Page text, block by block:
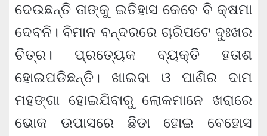
ଦେଉଛନ୍ତି ତାଙ୍କୁ ଇତିହାସ କେବେ ବି କ୍ଷମା
ଦେବନି। ବିମାନ ବନ୍ଦରରେ ଚାରିପଟେ ଦୁଃଖର
ଚିତ୍ର। ପ୍ରତ୍ୟେକ ବ୍ୟକ୍ତି ହତାଶ
ହୋଇପଡିଛନ୍ତି। ଖାଇବା ଓ ପାଣିର ଦାମ
ମହଙ୍ଗା ହୋଇଯିବାରୁ ଲୋକମାନେ ଖରାରେ
ଭୋକ ଉପାସରେ ଛିଡା ହୋଇ ବେହୋସ